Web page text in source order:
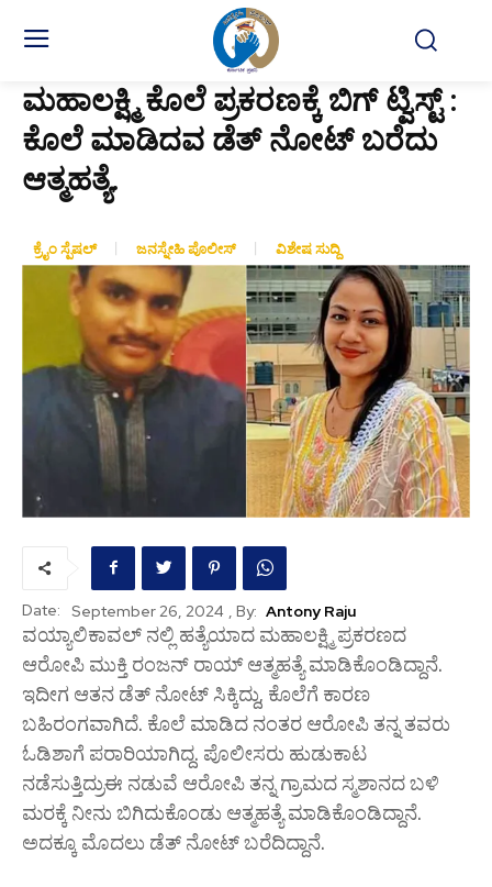
ಮಹಾಲಕ್ಷ್ಮಿ ಕೊಲೆ ಪ್ರಕರಣಕ್ಕೆ ಬಿಗ್ ಟ್ವಿಸ್ಟ್ :
ಕೊಲೆ ಮಾಡಿದವ ಡೆತ್ ನೋಟ್ ಬರೆದು
ಆತ್ಮಹತ್ಯೆ.
ಕ್ರೈಂ ಸ್ಪೆಷಲ್ ಜನಸ್ನೇಹಿ ಪೊಲೀಸ್ ವಿಶೇಷ ಸುದ್ದಿ
Date: September 26, 2024 , By: Antony Raju
ವಯ್ಯಾಲಿಕಾವಲ್ ನಲ್ಲಿ ಹತ್ಯೆಯಾದ ಮಹಾಲಕ್ಷ್ಮಿ ಪ್ರಕರಣದ
ಆರೋಪಿ ಮುಕ್ತಿ ರಂಜನ್ ರಾಯ್ ಆತ್ಮಹತ್ಯೆ ಮಾಡಿಕೊಂಡಿದ್ದಾನೆ.
ಇದೀಗ ಆತನ ಡೆತ್ ನೋಟ್ ಸಿಕ್ಕಿದ್ದು, ಕೊಲೆಗೆ ಕಾರಣ
ಬಹಿರಂಗವಾಗಿದೆ. ಕೊಲೆ ಮಾಡಿದ ನಂತರ ಆರೋಪಿ ತನ್ನ ತವರು
ಓಡಿಶಾಗೆ ಪರಾರಿಯಾಗಿದ್ದ. ಪೊಲೀಸರು ಹುಡುಕಾಟ
ನಡೆಸುತ್ತಿದ್ರುಈ ನಡುವೆ ಆರೋಪಿ ತನ್ನ ಗ್ರಾಮದ ಸ್ಮಶಾನದ ಬಳಿ
ಮರಕ್ಕೆ ನೀನು ಬಿಗಿದುಕೊಂಡು ಆತ್ಮಹತ್ಯೆ ಮಾಡಿಕೊಂಡಿದ್ದಾನೆ.
ಅದಕ್ಕೂ ಮೊದಲು ಡೆತ್ ನೋಟ್ ಬರೆದಿದ್ದಾನೆ.